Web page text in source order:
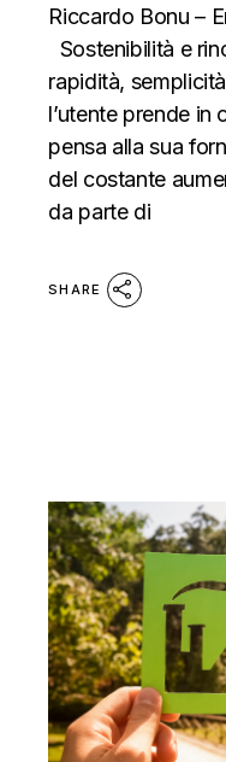
Riccardo Bonu –
Sostenibilità e
rapidità,
l’utente prende in
pensa alla sua
del costante
da parte di
SHARE